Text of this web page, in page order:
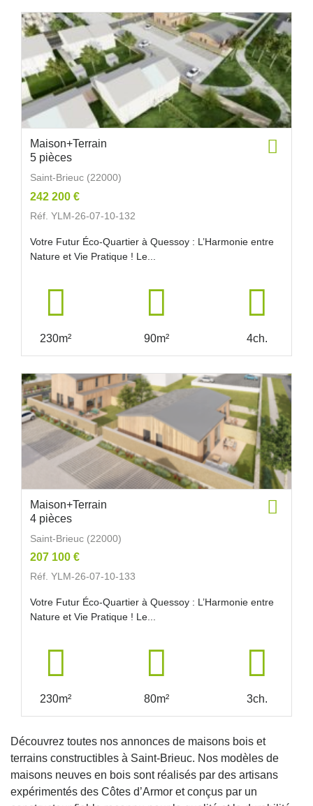
Maison+Terrain
5 pièces
Saint-Brieuc (22000)
242 200 €
Réf. YLM-26-07-10-132
Votre Futur Éco-Quartier à Quessoy : L’Harmonie entre
Nature et Vie Pratique ! Le...
230m² 90m² 4ch.
Maison+Terrain
4 pièces
Saint-Brieuc (22000)
207 100 €
Réf. YLM-26-07-10-133
Votre Futur Éco-Quartier à Quessoy : L’Harmonie entre
Nature et Vie Pratique ! Le...
230m² 80m² 3ch.
Découvrez toutes nos annonces de maisons bois et
terrains constructibles à Saint-Brieuc. Nos modèles de
maisons neuves en bois sont réalisés par des artisans
expérimentés des Côtes d’Armor et conçus par un